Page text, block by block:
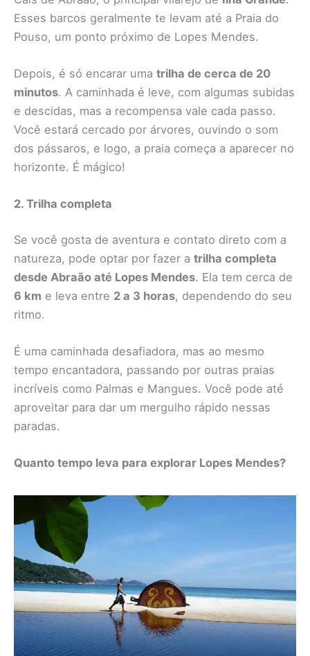
Esses barcos geralmente te levam até a Praia do
Pouso, um ponto próximo de Lopes Mendes.
Depois, é só encarar uma trilha de cerca de 20
minutos. A caminhada é leve, com algumas subidas
e descidas, mas a recompensa vale cada passo.
Você estará cercado por árvores, ouvindo o som
dos pássaros, e logo, a praia começa a aparecer no
horizonte. É mágico!
2. Trilha completa
Se você gosta de aventura e contato direto com a
natureza, pode optar por fazer a trilha completa
desde Abraão até Lopes Mendes. Ela tem cerca de
6 km e leva entre 2 a 3 horas, dependendo do seu
ritmo.
É uma caminhada desafiadora, mas ao mesmo
tempo encantadora, passando por outras praias
incríveis como Palmas e Mangues. Você pode até
aproveitar para dar um mergulho rápido nessas
paradas.
Quanto tempo leva para explorar Lopes Mendes?